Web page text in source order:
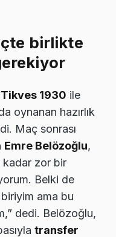
birlikte
Tikves 1930 ile
oynanan hazırlık
Maç sonrası
Emre Belözoğlu,
kadar zor bir
Belki de
ama bu
dedi. Belözoğlu,
transfer